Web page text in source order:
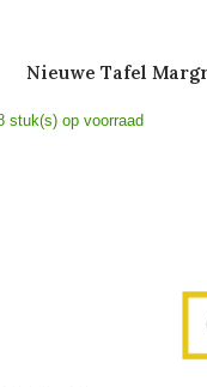
Nieuwe Tafel
stuk(s) op voorraad